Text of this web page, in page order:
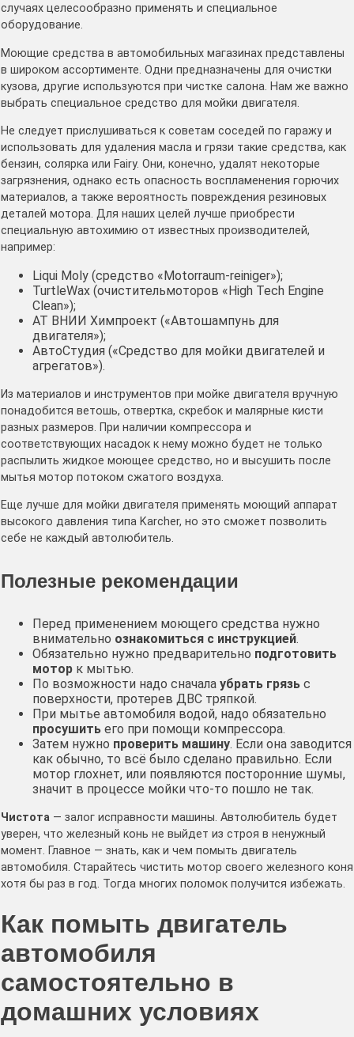
случаях целесообразно применять и специальное
оборудование.
Моющие средства в автомобильных магазинах представлены
в широком ассортименте. Одни предназначены для очистки
кузова, другие используются при чистке салона. Нам же важно
выбрать специальное средство для мойки двигателя.
Не следует прислушиваться к советам соседей по гаражу и
использовать для удаления масла и грязи такие средства, как
бензин, солярка или Fairy. Они, конечно, удалят некоторые
загрязнения, однако есть опасность воспламенения горючих
материалов, а также вероятность повреждения резиновых
деталей мотора. Для наших целей лучше приобрести
специальную автохимию от известных производителей,
например:
Liqui Moly (средство «Motorraum-reiniger»);
TurtleWax (очистительмоторов «High Tech Engine
Clean»);
АТ ВНИИ Химпроект («Автошампунь для
двигателя»);
АвтоСтудия («Средство для мойки двигателей и
агрегатов»).
Из материалов и инструментов при мойке двигателя вручную
понадобится ветошь, отвертка, скребок и малярные кисти
разных размеров. При наличии компрессора и
соответствующих насадок к нему можно будет не только
распылить жидкое моющее средство, но и высушить после
мытья мотор потоком сжатого воздуха.
Еще лучше для мойки двигателя применять моющий аппарат
высокого давления типа Karcher, но это сможет позволить
себе не каждый автолюбитель.
Полезные рекомендации
Перед применением моющего средства нужно
внимательно ознакомиться с инструкцией.
Обязательно нужно предварительно подготовить
мотор к мытью.
По возможности надо сначала убрать грязь с
поверхности, протерев ДВС тряпкой.
При мытье автомобиля водой, надо обязательно
просушить его при помощи компрессора.
Затем нужно проверить машину. Если она заводится
как обычно, то всё было сделано правильно. Если
мотор глохнет, или появляются посторонние шумы,
значит в процессе мойки что-то пошло не так.
Чистота — залог исправности машины. Автолюбитель будет
уверен, что железный конь не выйдет из строя в ненужный
момент. Главное — знать, как и чем помыть двигатель
автомобиля. Старайтесь чистить мотор своего железного коня
хотя бы раз в год. Тогда многих поломок получится избежать.
Как помыть двигатель
автомобиля
самостоятельно в
домашних условиях